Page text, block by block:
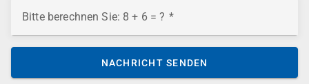
Bitte berechnen Sie: 8 + 6 = ?
NACHRICHT SENDEN